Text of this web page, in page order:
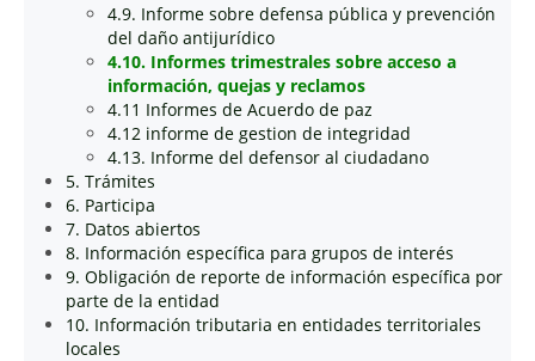
4.9. Informe sobre defensa pública y prevención
del daño antijurídico
4.10. Informes trimestrales sobre acceso a
información, quejas y reclamos
4.11 Informes de Acuerdo de paz
4.12 informe de gestion de integridad
4.13. Informe del defensor al ciudadano
5. Trámites
6. Participa
7. Datos abiertos
8. Información específica para grupos de interés
9. Obligación de reporte de información específica por
parte de la entidad
10. Información tributaria en entidades territoriales
locales